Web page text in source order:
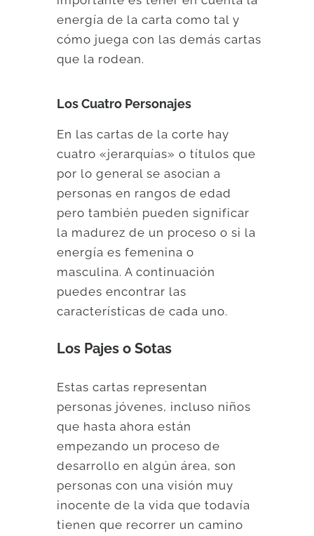
energía de la carta como tal y
cómo juega con las demás cartas
que la rodean.
Los Cuatro Personajes
En las cartas de la corte hay
cuatro «jerarquías» o títulos que
por lo general se asocian a
personas en rangos de edad
pero también pueden significar
la madurez de un proceso o si la
energía es femenina o
masculina. A continuación
puedes encontrar las
características de cada uno.
Los Pajes o Sotas
Estas cartas representan
personas jóvenes, incluso niños
que hasta ahora están
empezando un proceso de
desarrollo en algún área, son
personas con una visión muy
inocente de la vida que todavía
tienen que recorrer un camino